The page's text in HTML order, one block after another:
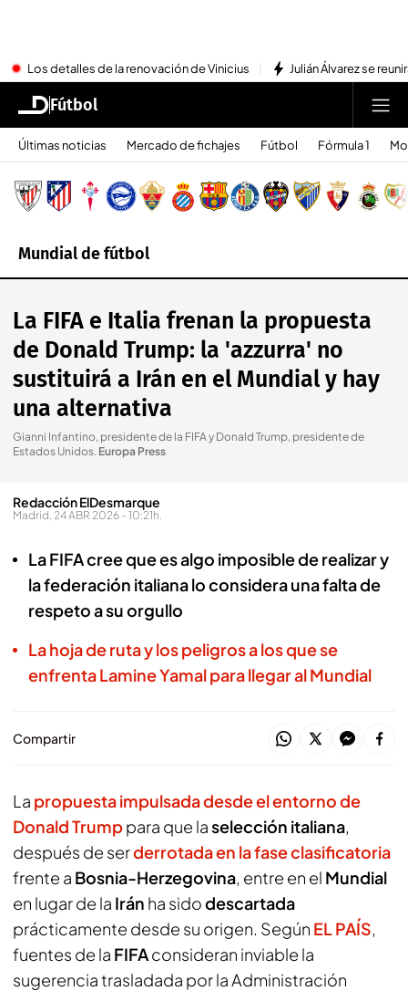
Los detalles de la renovación de Vinicius Julián Álvarez se
Fútbol
Últimas noticias Mercado de fichajes Fútbol Fórmula 1
Mundial de fútbol
La FIFA e Italia frenan la propuesta
de Donald Trump: la 'azzurra' no
sustituirá a Irán en el Mundial y hay
una alternativa
Gianni Infantino, presidente de la FIFA y Donald Trump, presidente de
Estados Unidos. Europa Press
Redacción ElDesmarque
Madrid, 24 ABR 2026 - 10:21h.
La FIFA cree que es algo imposible de realizar y
la federación italiana lo considera una falta de
respeto a su orgullo
La hoja de ruta y los peligros a los que se
enfrenta Lamine Yamal para llegar al Mundial
Compartir
La propuesta impulsada desde el entorno de
Donald Trumppara que laselección italiana,
después de serderrotada en la fase clasificatoria
frente a Bosnia-Herzegovina, entre en el Mundial
en lugar de la Irán ha sidodescartada
prácticamente desde su origen. Según EL PAÍS,
fuentes de la FIFAconsideran inviable la
sugerencia trasladada por la Administración